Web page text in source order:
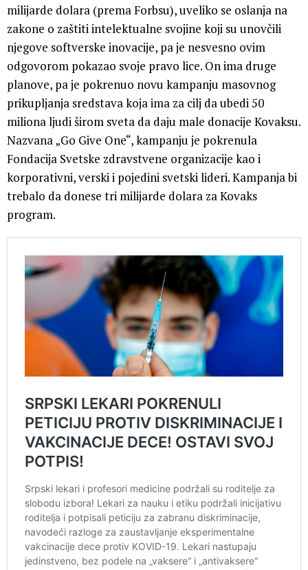
milijarde dolara (prema Forbsu), uveliko se oslanja na
zakone o zaštiti intelektualne svojine koji su unovčili
njegove softverske inovacije, pa je nesvesno ovim
odgovorom pokazao svoje pravo lice. On ima druge
planove, pa je pokrenuo novu kampanju masovnog
prikupljanja sredstava koja ima za cilj da ubedi 50
miliona ljudi širom sveta da daju male donacije Kovaksu.
Nazvana „Go Give One“, kampanju je pokrenula
Fondacija Svetske zdravstvene organizacije kao i
korporativni, verski i pojedini svetski lideri. Kampanja bi
trebalo da donese tri milijarde dolara za Kovaks
program.